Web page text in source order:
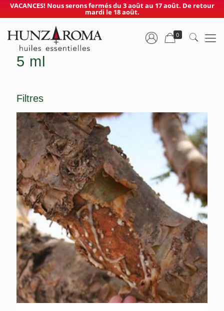
VACANCES! Nous serons fermés du 3 août au 17 août. De retour
mardi le 18 août.
0
5 ml
Filtres